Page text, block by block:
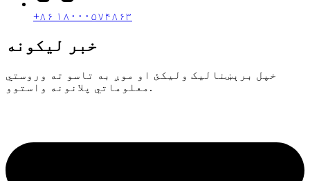
+۸۶ ۱۸۰۰۰۵۷۴۸۶۳
خبر لیکونه
خپل برېښنالیک ولیکئ او موږ به تاسو ته وروستي
معلوماتي پلانونه واستوو.